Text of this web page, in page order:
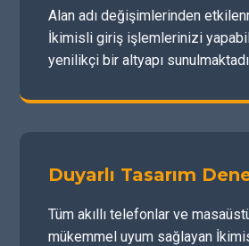
Alan adı değişimlerinden
İkimisli giriş işlemlerinizi
yenilikçi bir altyapı
Duyarlı Tasarım
Tüm akıllı telefonlar ve
mükemmel uyum sağlayan